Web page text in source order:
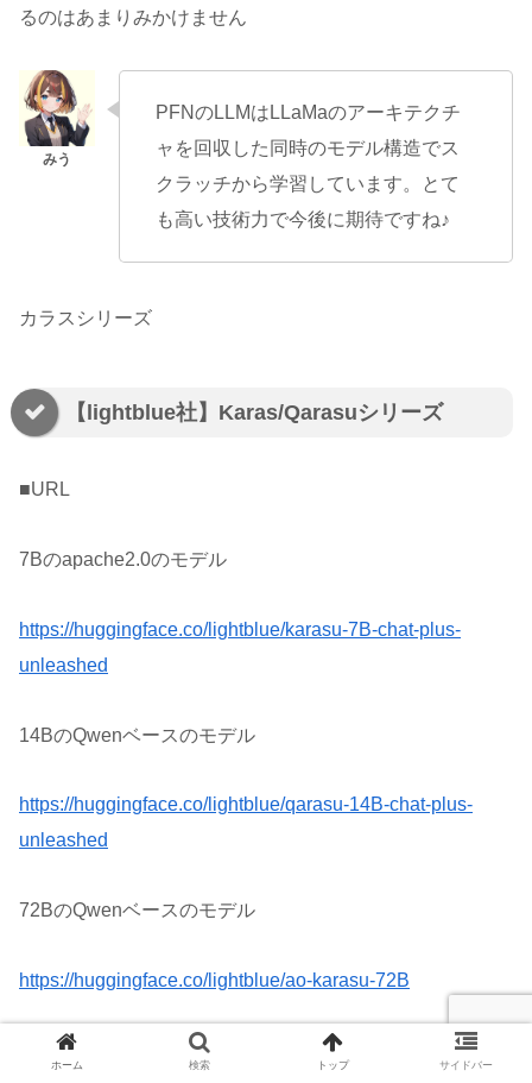
るのはあまりみかけません
PFNのLLMはLLaMaのアーキテクチ
ャを回収した同時のモデル構造でス
クラッチから学習しています。とて
も高い技術力で今後に期待ですね♪
カラスシリーズ
【lightblue社】Karas/Qarasuシリーズ
■URL
7Bのapache2.0のモデル
https://huggingface.co/lightblue/karasu-7B-chat-plus-
unleashed
14BのQwenベースのモデル
https://huggingface.co/lightblue/qarasu-14B-chat-plus-
unleashed
72BのQwenベースのモデル
https://huggingface.co/lightblue/ao-karasu-72B
■チャットテンプレート
ホーム 検索 トップ サイドバー